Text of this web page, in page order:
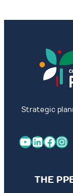
Strategic
YouTube LinkedIn Facebook Instagram
THE